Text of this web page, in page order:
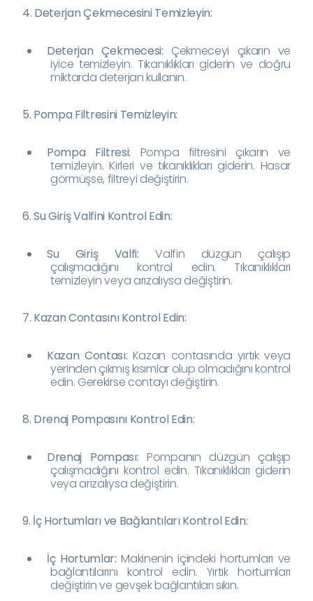
4. Deterjan Çekmecesini Temizleyin:
Deterjan Çekmecesi: Çekmeceyi çıkarın ve
iyice temizleyin. Tıkanıklıkları giderin ve doğru
miktarda deterjan kullanın.
5. Pompa Filtresini Temizleyin:
Pompa Filtresi: Pompa filtresini çıkarın ve
temizleyin. Kirleri ve tıkanıklıkları giderin. Hasar
görmüşse, filtreyi değiştirin.
6. Su Giriş Valfini Kontrol Edin:
Su Giriş Valfi: Valfin düzgün çalışıp
çalışmadığını kontrol edin. Tıkanıklıkları
temizleyin veya arızalıysa değiştirin.
7. Kazan Contasını Kontrol Edin:
Kazan Contası: Kazan contasında yırtık veya
yerinden çıkmış kısımlar olup olmadığını kontrol
edin. Gerekirse contayı değiştirin.
8. Drenaj Pompasını Kontrol Edin:
Drenaj Pompası: Pompanın düzgün çalışıp
çalışmadığını kontrol edin. Tıkanıklıkları giderin
veya arızalıysa değiştirin.
9. İç Hortumları ve Bağlantıları Kontrol Edin:
İç Hortumlar: Makinenin içindeki hortumları ve
bağlantılarını kontrol edin. Yırtık hortumları
değiştirin ve gevşek bağlantıları sıkın.